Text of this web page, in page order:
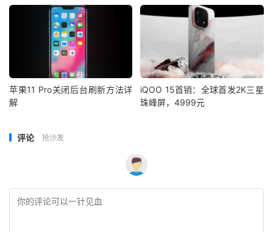
苹果11 Pro关闭后台刷新方法详
解
iQOO 15首销：全球首发2K三星
珠峰屏，4999元
评论 抢沙发